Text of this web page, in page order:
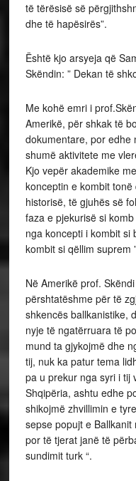
të tërësisë së
dhe të hapësirës”.
Është kjo arsyeja që
Skëndin: ” Dekan të
Me kohë emri i
Amerikë, për shkak të
dokumentare, por edhe
shumë aktivitete me
Kjo vepër akademike
konceptin e kombit
historisë, të gjuhës së
faza e pjekurisë si
nga koncepti i kombit si
kombit si qëllim suprem
Në Amerikë prof.
përshtatëshme për të
shkencës ballkanistike,
nyje të ngatërruara të
mund ta gjykojmë dhe
tij, nuk ka patur tema
pa u prekur nga syri i tij
Shqipëria, ashtu edhe
shikojmë zhvillimin e
sepse popujt e
por të tjerat janë të
sundimit turk “.